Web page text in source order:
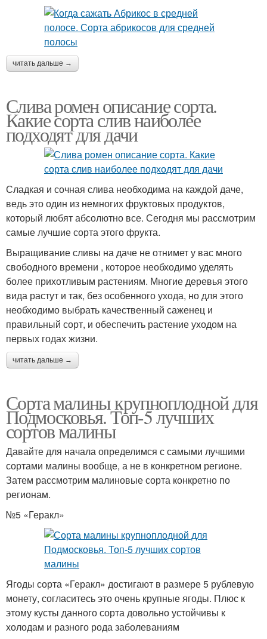
читать дальше →
Слива ромен описание сорта.
Какие сорта слив наиболее
подходят для дачи
Сладкая и сочная слива необходима на каждой даче,
ведь это один из немногих фруктовых продуктов,
который любят абсолютно все. Сегодня мы рассмотрим
самые лучшие сорта этого фрукта.
Выращивание сливы на даче не отнимет у вас много
свободного времени , которое необходимо уделять
более прихотливым растениям. Многие деревья этого
вида растут и так, без особенного ухода, но для этого
необходимо выбрать качественный саженец и
правильный сорт, и обеспечить растение уходом на
первых годах жизни.
читать дальше →
Сорта малины крупноплодной для
Подмосковья. Топ-5 лучших
сортов малины
Давайте для начала определимся с самыми лучшими
сортами малины вообще, а не в конкретном регионе.
Затем рассмотрим малиновые сорта конкретно по
регионам.
№5 «Геракл»
Ягоды сорта «Геракл» достигают в размере 5 рублевую
монету, согласитесь это очень крупные ягоды. Плюс к
этому кусты данного сорта довольно устойчивы к
холодам и разного рода заболеваниям